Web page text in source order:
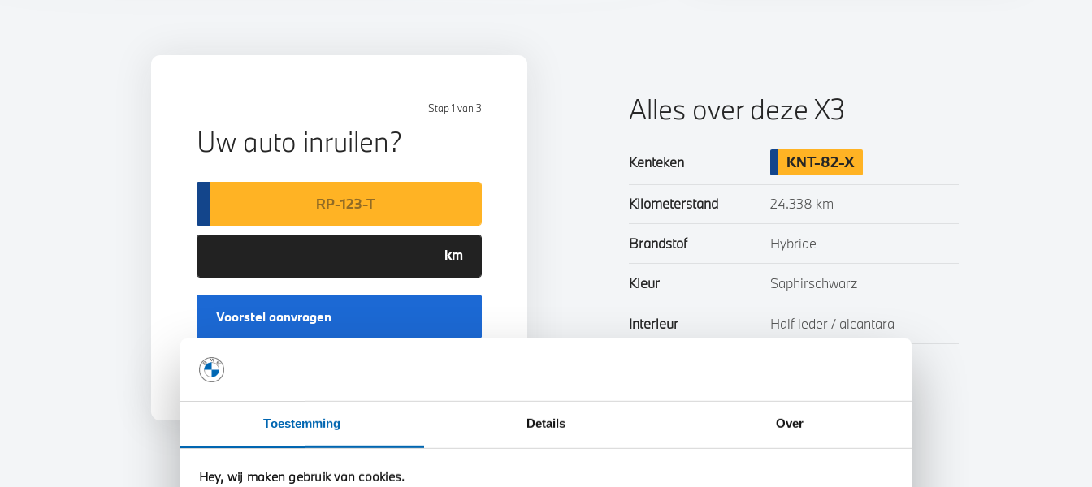
Toestemming Details Over
Hey, wij maken gebruik van cookies.
Stap 1 van 3
Uw auto inruilen?
Voorstel aanvragen
Alles over deze X3
Kenteken KNT-82-X
Kilometerstand 24.338 km
Brandstof Hybride
Kleur Saphirschwarz
Interieur Half leder / alcantara
Toon alle eigenschappen